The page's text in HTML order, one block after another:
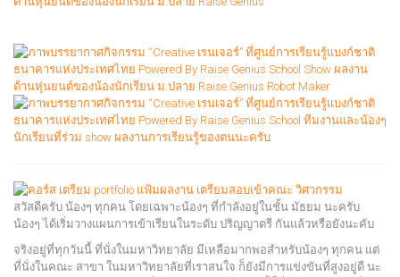
สวัสดีครับ น้องๆ ทุกคน โดยเฉพาะน้องๆ ที่กำลังอยู่ในชั้น มัธยม นะครับ
น้องๆ ได้เริ่มวางแผนการเข้าเรียนในระดับ ปริญญาตรี กันแล้วหรือยังนะคับ
จริงอยู่ที่ทุกวันนี้ ที่นั่งในมหาวิทยาลัย มีเหลือมากพอสำหรับน้องๆ ทุกคน แต่
ที่นั่งในคณะ สาขา ในมหาวิทยาลัยที่เราสนใจ ก็ยังมีการแข่งขันที่สูงอยู่ดี นะ